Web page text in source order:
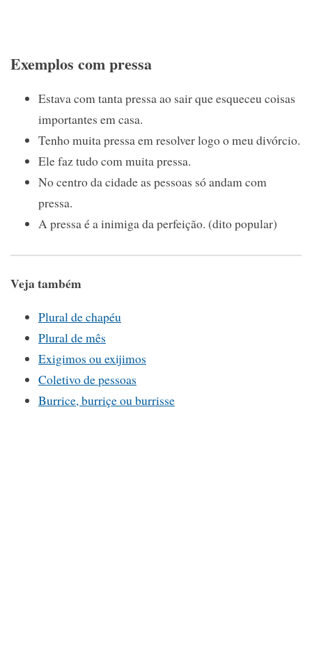
Exemplos com pressa
Estava com tanta pressa ao sair que esqueceu coisas
importantes em casa.
Tenho muita pressa em resolver logo o meu divórcio.
Ele faz tudo com muita pressa.
No centro da cidade as pessoas só andam com
pressa.
A pressa é a inimiga da perfeição. (dito popular)
Veja também
Plural de chapéu
Plural de mês
Exigimos ou exijimos
Coletivo de pessoas
Burrice, burriçe ou burrisse